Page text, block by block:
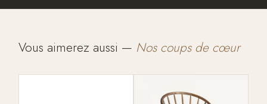
Vous aimerez aussi — Nos coups de cœur